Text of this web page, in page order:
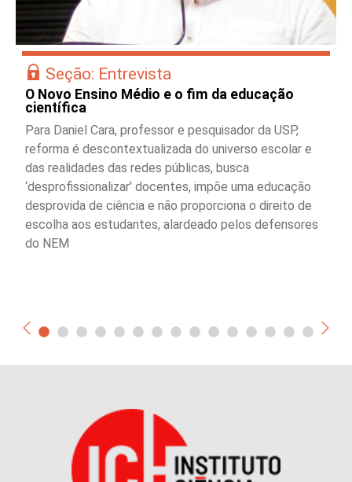
Seção: Entrevista
O Novo Ensino Médio e o fim da educação
científica
Para Daniel Cara, professor e pesquisador da USP,
reforma é descontextualizada do universo escolar e
das realidades das redes públicas, busca
‘desprofissionalizar’ docentes, impõe uma educação
desprovida de ciência e não proporciona o direito de
escolha aos estudantes, alardeado pelos defensores
do NEM